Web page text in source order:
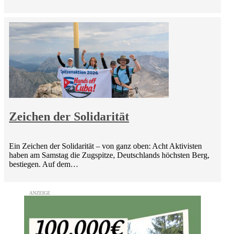
Zeichen der Solidarität
Ein Zeichen der Solidarität – von ganz oben: Acht Aktivisten
haben am Samstag die Zugspitze, Deutschlands höchsten Berg,
bestiegen. Auf dem…